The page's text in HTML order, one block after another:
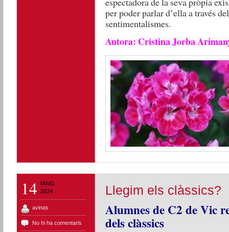
per poder parlar d’ella a través
sentimentalismes.
Autora: Cristina Jorba
14
MAIG
2024
avinas
No hi ha comentaris
Llegim els clàssics?
Alumnes de C2 de Vic
dels clàssics